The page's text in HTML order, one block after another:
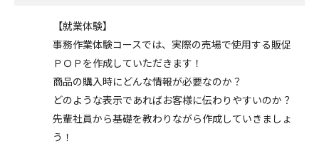
【就業体験】
事務作業体験コースでは、実際の売場で使用する販促
ＰＯＰを作成していただきます！
商品の購入時にどんな情報が必要なのか？
どのような表示であればお客様に伝わりやすいのか？
先輩社員から基礎を教わりながら作成していきましょ
う！